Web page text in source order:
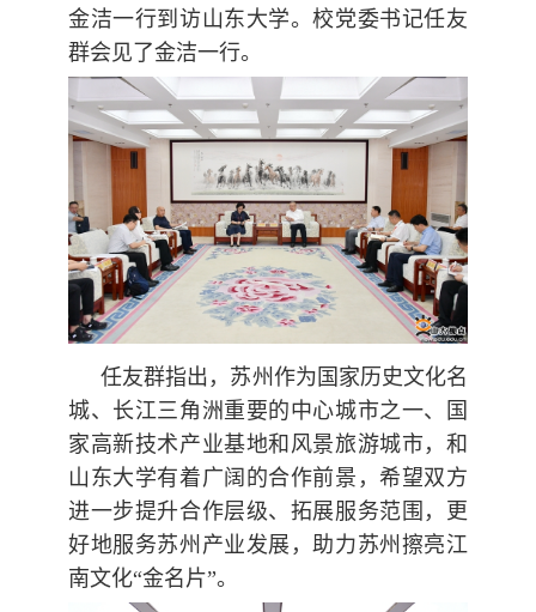
金洁一行到访山东大学。校党委书记任友
群会见了金洁一行。
任友群指出，苏州作为国家历史文化名
城、长江三角洲重要的中心城市之一、国
家高新技术产业基地和风景旅游城市，和
山东大学有着广阔的合作前景，希望双方
进一步提升合作层级、拓展服务范围，更
好地服务苏州产业发展，助力苏州擦亮江
南文化“金名片”。